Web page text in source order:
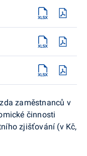
zaměstnanců v
činnosti
zjišťování (v Kč,